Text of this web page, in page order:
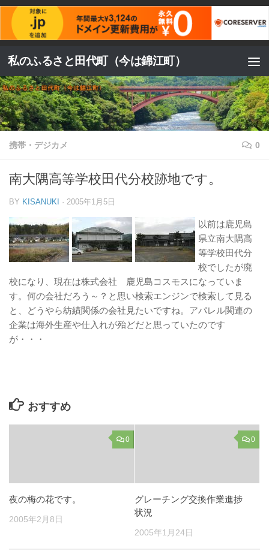
コンテンツへスキップ
私のふるさと田代町（今は錦江町）
携帯・デジカメ 0
南大隅高等学校田代分校跡地です。
BY KISANUKI · 2005年1月5日
以前は鹿児島
県立南大隅高
等学校田代分
校でしたが廃
校になり、現在は株式会社 鹿児島コスモスになっていま
す。何の会社だろう～？と思い検索エンジンで検索して見る
と、どうやら紡績関係の会社見たいですね。アパレル関連の
企業は海外生産や仕入れが殆どだと思っていたのです
が・・・
おすすめ
0
夜の梅の花です。
2005年2月8日
0
グレーチング交換作業進捗
状況
2005年1月24日